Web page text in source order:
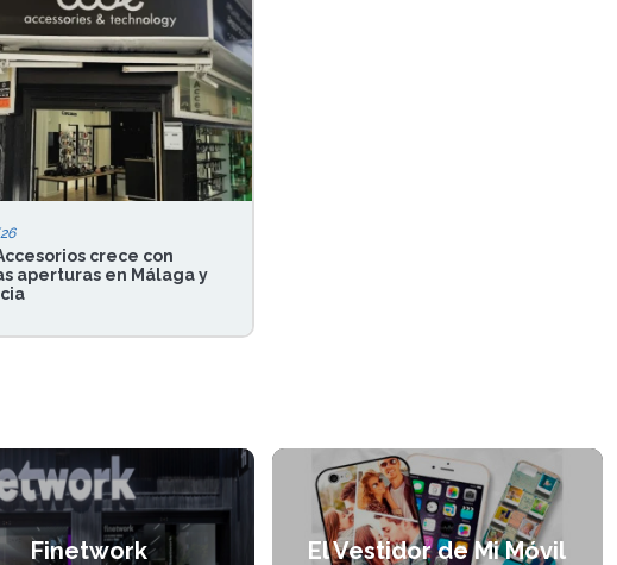
crece con
aperturas en Málaga y
Finetwork El Vestidor de Mi Móvil